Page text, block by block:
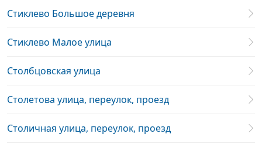
Стиклево Большое деревня
Стиклево Малое улица
Столбцовская улица
Столетова улица, переулок, проезд
Столичная улица, переулок, проезд